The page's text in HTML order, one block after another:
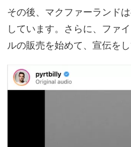
その後、マクファーランド
しています。さらに、ファ
ルの販売を始めて、宣伝をし